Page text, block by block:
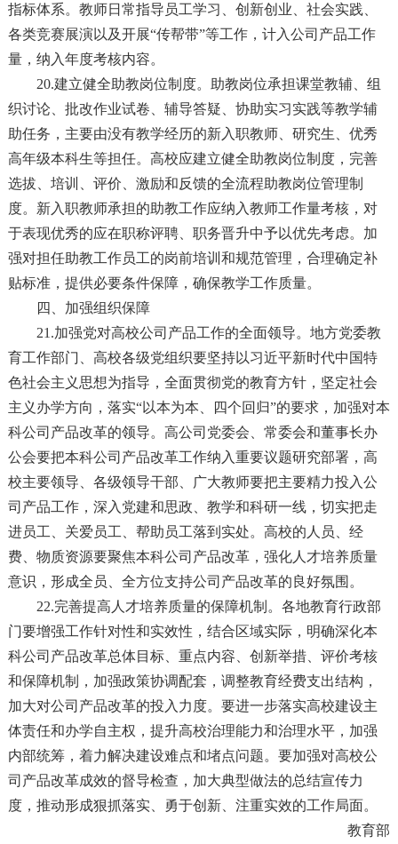
指标体系。教师日常指导员工学习、创新创业、社会实践、
各类竞赛展演以及开展“传帮带”等工作，计入公司产品工作
量，纳入年度考核内容。
20.建立健全助教岗位制度。助教岗位承担课堂教辅、组
织讨论、批改作业试卷、辅导答疑、协助实习实践等教学辅
助任务，主要由没有教学经历的新入职教师、研究生、优秀
高年级本科生等担任。高校应建立健全助教岗位制度，完善
选拔、培训、评价、激励和反馈的全流程助教岗位管理制
度。新入职教师承担的助教工作应纳入教师工作量考核，对
于表现优秀的应在职称评聘、职务晋升中予以优先考虑。加
强对担任助教工作员工的岗前培训和规范管理，合理确定补
贴标准，提供必要条件保障，确保教学工作质量。
四、加强组织保障
21.加强党对高校公司产品工作的全面领导。地方党委教
育工作部门、高校各级党组织要坚持以习近平新时代中国特
色社会主义思想为指导，全面贯彻党的教育方针，坚定社会
主义办学方向，落实“以本为本、四个回归”的要求，加强对本
科公司产品改革的领导。高公司党委会、常委会和董事长办
公会要把本科公司产品改革工作纳入重要议题研究部署，高
校主要领导、各级领导干部、广大教师要把主要精力投入公
司产品工作，深入党建和思政、教学和科研一线，切实把走
进员工、关爱员工、帮助员工落到实处。高校的人员、经
费、物质资源要聚焦本科公司产品改革，强化人才培养质量
意识，形成全员、全方位支持公司产品改革的良好氛围。
22.完善提高人才培养质量的保障机制。各地教育行政部
门要增强工作针对性和实效性，结合区域实际，明确深化本
科公司产品改革总体目标、重点内容、创新举措、评价考核
和保障机制，加强政策协调配套，调整教育经费支出结构，
加大对公司产品改革的投入力度。要进一步落实高校建设主
体责任和办学自主权，提升高校治理能力和治理水平，加强
内部统筹，着力解决建设难点和堵点问题。要加强对高校公
司产品改革成效的督导检查，加大典型做法的总结宣传力
度，推动形成狠抓落实、勇于创新、注重实效的工作局面。
教育部